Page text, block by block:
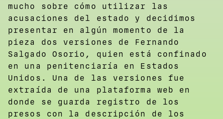
mucho sobre cómo utilizar las
acusaciones del estado y decidimos
presentar en algún momento de la
pieza dos versiones de Fernando
Salgado Osorio, quien está confinado
en una penitenciaría en Estados
Unidos. Una de las versiones fue
extraída de una plataforma web en
donde se guarda registro de los
presos con la descripción de los